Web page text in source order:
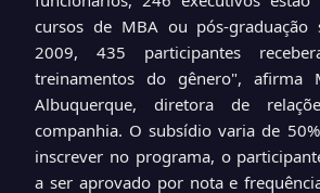
cursos de MBA ou pós-graduação
2009, 435 participantes
treinamentos do gênero", afirma
Albuquerque, diretora de
companhia. O subsídio varia de
inscrever no programa, o
a ser aprovado por nota e